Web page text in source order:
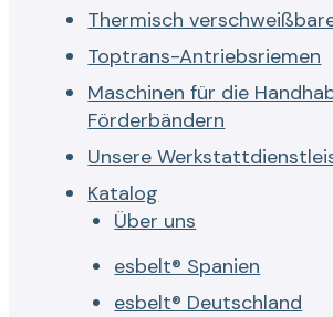
Thermisch
Toptrans-Antriebsriemen
Maschinen für die
Förderbändern
Unsere
Katalog
Über uns
esbelt® Spanien
esbelt® Deutschland